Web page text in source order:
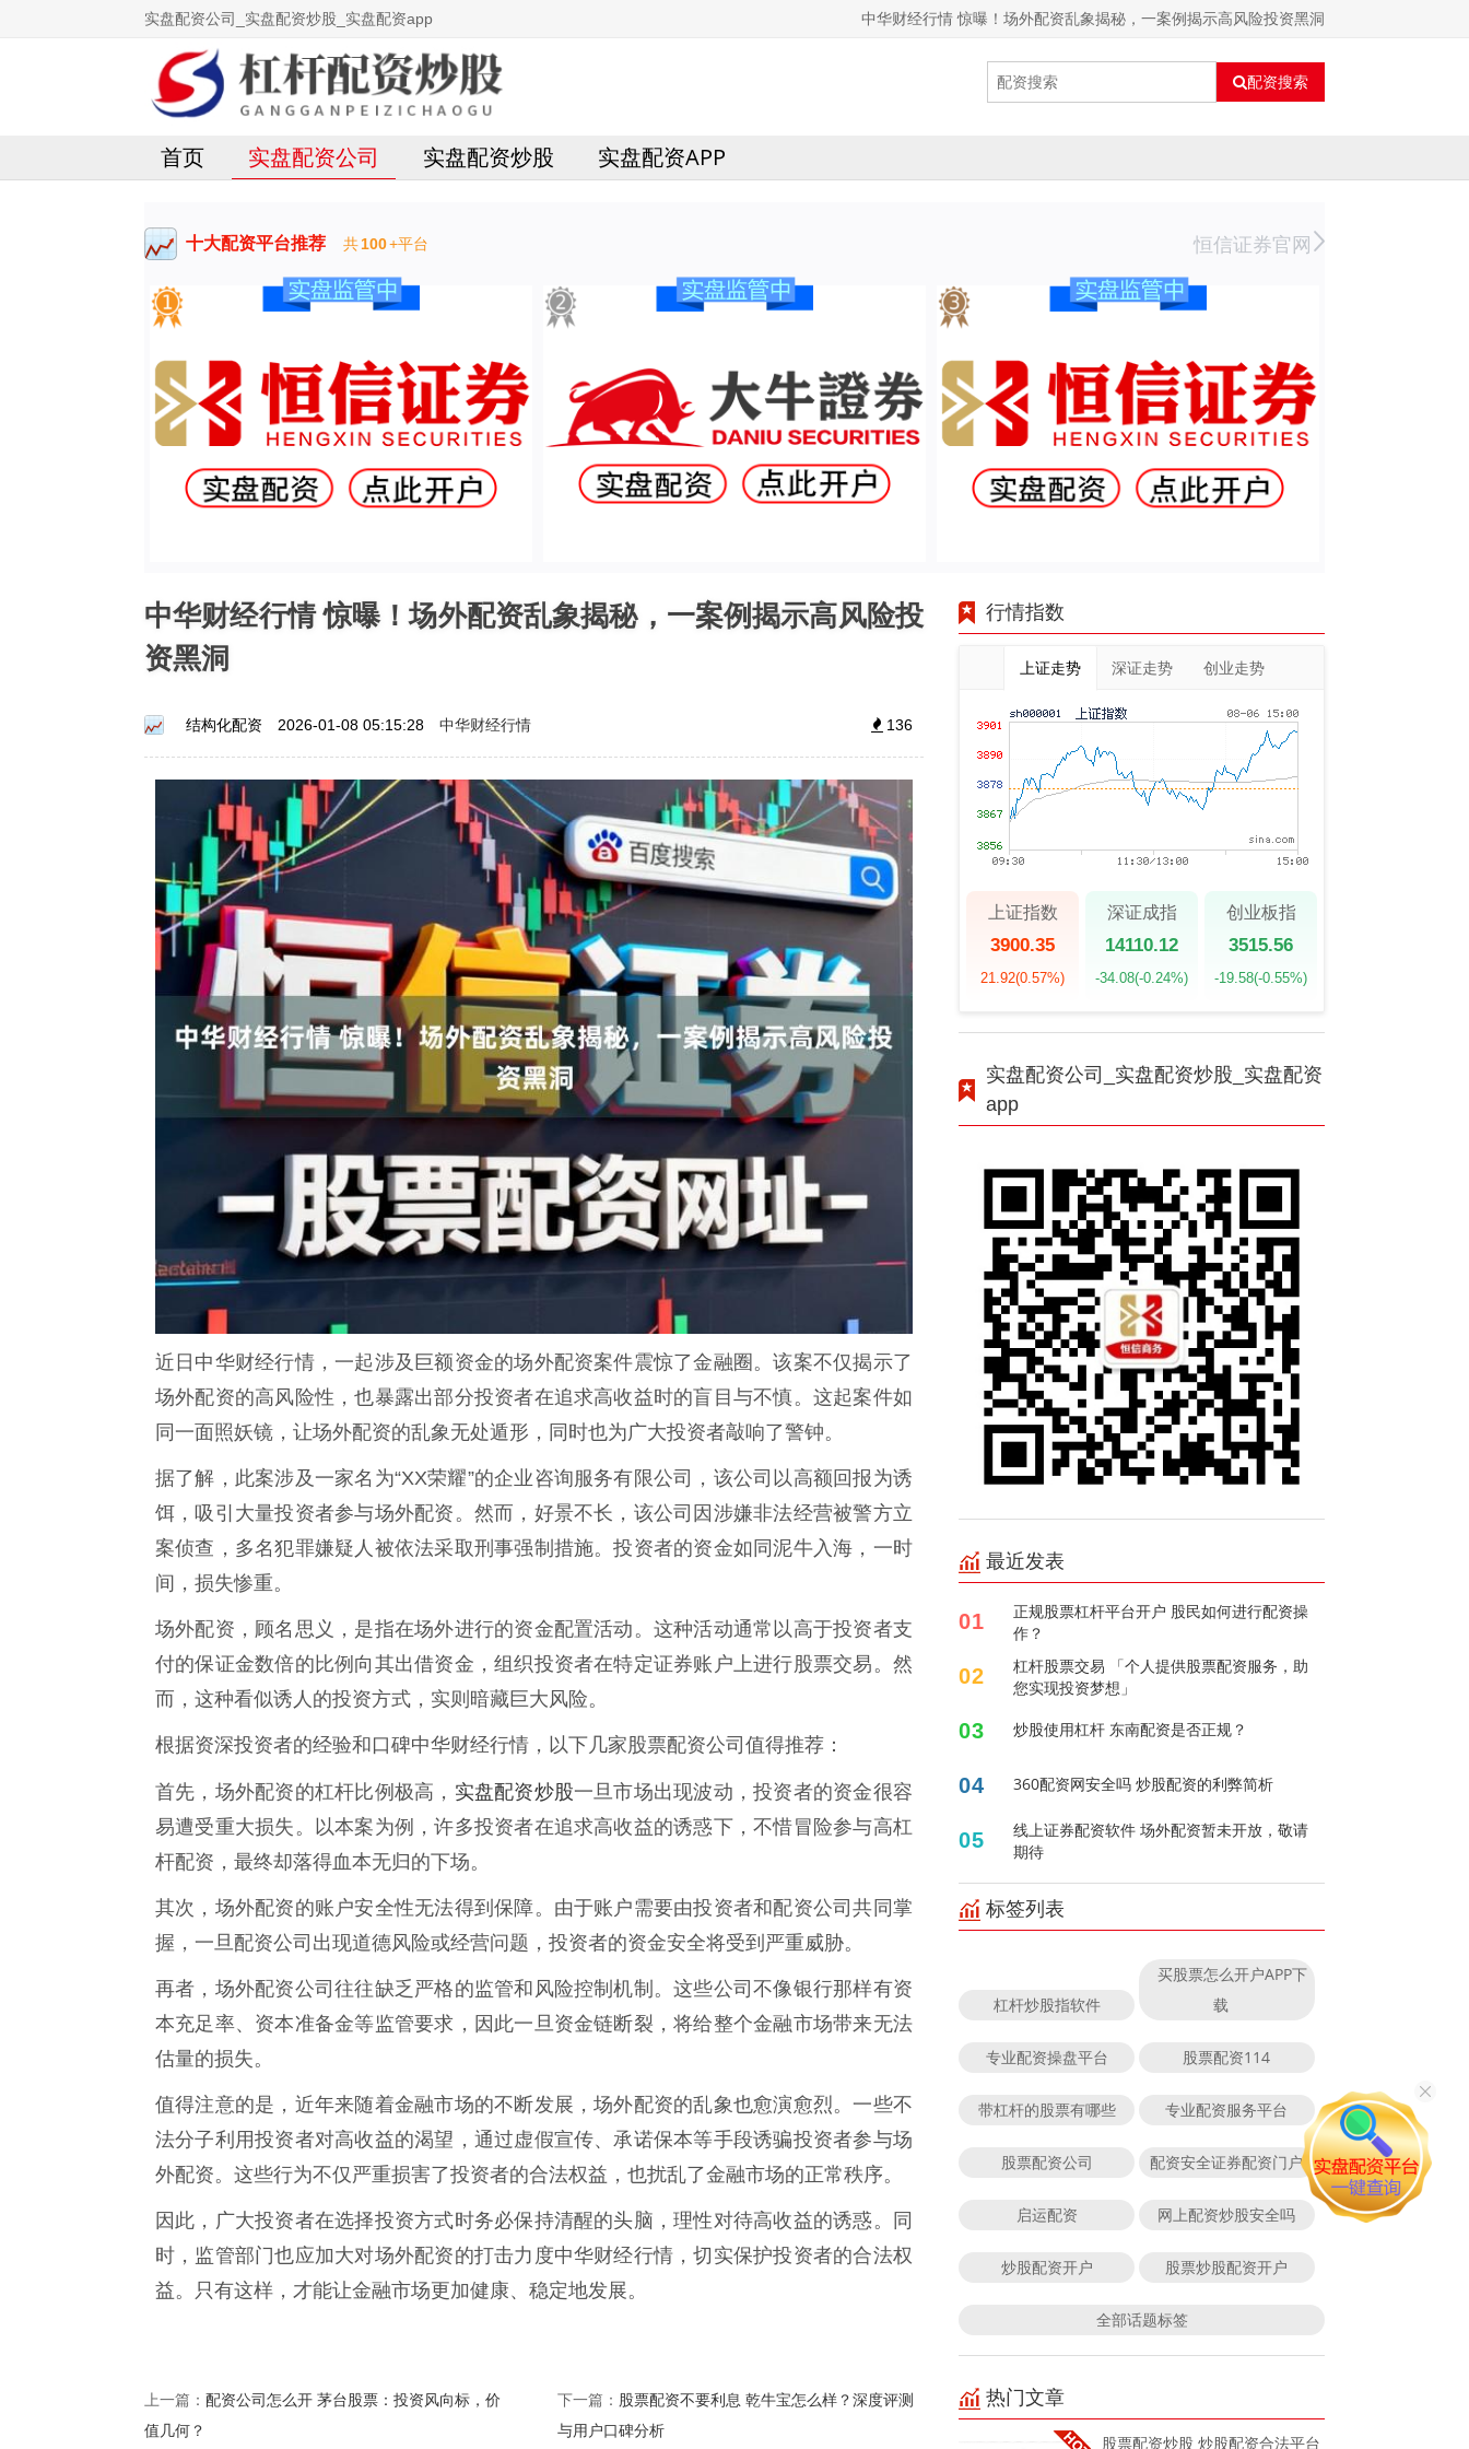
实盘配资公司_实盘配资炒股_实盘配资app 中华财经行情 惊曝！场外配资乱象揭秘，一案例揭示高风险投资黑洞
配资搜索
首页 实盘配资公司 实盘配资炒股 实盘配资APP
十大配资平台推荐 共100+平台 恒信证券官网
中华财经行情 惊曝！场外配资乱象揭秘，一案例揭示高风险投
资黑洞
结构化配资 2026-01-08 05:15:28 中华财经行情 136
近日中华财经行情，一起涉及巨额资金的场外配资案件震惊了金融圈。该案不仅揭示了
场外配资的高风险性，也暴露出部分投资者在追求高收益时的盲目与不慎。这起案件如
同一面照妖镜，让场外配资的乱象无处遁形，同时也为广大投资者敲响了警钟。
据了解，此案涉及一家名为“XX荣耀”的企业咨询服务有限公司，该公司以高额回报为诱
饵，吸引大量投资者参与场外配资。然而，好景不长，该公司因涉嫌非法经营被警方立
案侦查，多名犯罪嫌疑人被依法采取刑事强制措施。投资者的资金如同泥牛入海，一时
间，损失惨重。
场外配资，顾名思义，是指在场外进行的资金配置活动。这种活动通常以高于投资者支
付的保证金数倍的比例向其出借资金，组织投资者在特定证券账户上进行股票交易。然
而，这种看似诱人的投资方式，实则暗藏巨大风险。
根据资深投资者的经验和口碑中华财经行情，以下几家股票配资公司值得推荐：
首先，场外配资的杠杆比例极高， 实盘配资炒股一旦市场出现波动，投资者的资金很容
易遭受重大损失。以本案为例，许多投资者在追求高收益的诱惑下，不惜冒险参与高杠
杆配资，最终却落得血本无归的下场。
其次，场外配资的账户安全性无法得到保障。由于账户需要由投资者和配资公司共同掌
握，一旦配资公司出现道德风险或经营问题，投资者的资金安全将受到严重威胁。
再者，场外配资公司往往缺乏严格的监管和风险控制机制。这些公司不像银行那样有资
本充足率、资本准备金等监管要求，因此一旦资金链断裂，将给整个金融市场带来无法
估量的损失。
值得注意的是，近年来随着金融市场的不断发展，场外配资的乱象也愈演愈烈。一些不
法分子利用投资者对高收益的渴望，通过虚假宣传、承诺保本等手段诱骗投资者参与场
外配资。这些行为不仅严重损害了投资者的合法权益，也扰乱了金融市场的正常秩序。
因此，广大投资者在选择投资方式时务必保持清醒的头脑，理性对待高收益的诱惑。同
时，监管部门也应加大对场外配资的打击力度中华财经行情，切实保护投资者的合法权
益。只有这样，才能让金融市场更加健康、稳定地发展。
上一篇： 配资公司怎么开 茅台股票：投资风向标，价
值几何？
下一篇： 股票配资不要利息 乾牛宝怎么样？深度评测
与用户口碑分析
行情指数
上证走势 深证走势 创业走势
上证指数
3900.35
21.92(0.57%)
深证成指
14110.12
-34.08(-0.24%)
创业板指
3515.56
-19.58(-0.55%)
实盘配资公司_实盘配资炒股_实盘配资
app
最近发表
01
正规股票杠杆平台开户 股民如何进行配资操
作？
02
杠杆股票交易 「个人提供股票配资服务，助
您实现投资梦想」
03 炒股使用杠杆 东南配资是否正规？
04 360配资网安全吗 炒股配资的利弊简析
05
线上证券配资软件 场外配资暂未开放，敬请
期待
标签列表
杠杆炒股指软件
买股票怎么开户APP下
载
专业配资操盘平台 股票配资114
带杠杆的股票有哪些 专业配资服务平台
股票配资公司 配资安全证券配资门户
启运配资 网上配资炒股安全吗
炒股配资开户 股票炒股配资开户
全部话题标签
热门文章
股票配资炒股 炒股配资合法平台